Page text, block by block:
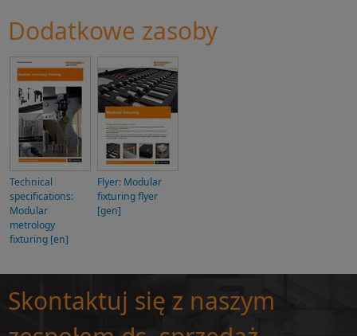
Dodatkowe zasoby
Technical
specifications:
Modular
metrology
fixturing [en]
Flyer: Modular
fixturing flyer
[gen]
Skontaktuj się z naszym